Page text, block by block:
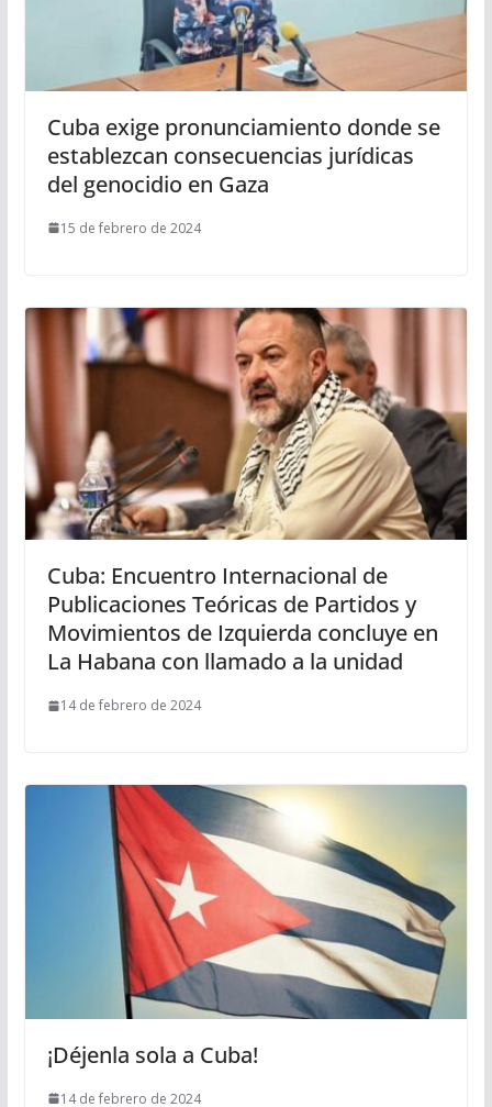
Cuba exige pronunciamiento donde se
establezcan consecuencias jurídicas
del genocidio en Gaza
15 de febrero de 2024
Cuba: Encuentro Internacional de
Publicaciones Teóricas de Partidos y
Movimientos de Izquierda concluye en
La Habana con llamado a la unidad
14 de febrero de 2024
¡Déjenla sola a Cuba!
14 de febrero de 2024